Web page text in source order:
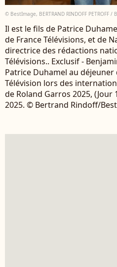
© BestImage, BERTRAND RINDOFF PETROFF /
Il est le fils de Patrice
de France Télévisions, et de
directrice des rédactions
Télévisions.. Exclusif -
Patrice Duhamel au déjeuner
Télévision lors des
de Roland Garros 2025, (Jour
2025. © Bertrand Rindoff/